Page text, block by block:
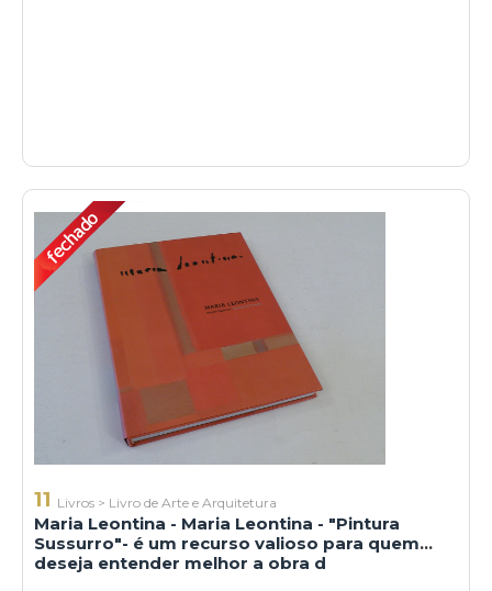
11 Livros > Livro de Arte e Arquitetura
Maria Leontina - Maria Leontina - "Pintura
Sussurro"- é um recurso valioso para quem
deseja entender melhor a obra d